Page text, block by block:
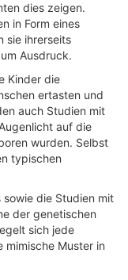
dies zeigen.
in Form eines
sie ihrerseits
Ausdruck.
Kinder die
ertasten und
auch Studien mit
auf die
wurden. Selbst
typischen
die Studien mit
der genetischen
sich jede
mimische Muster in